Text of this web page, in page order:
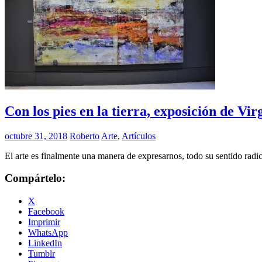
Con los pies en la tierra, exposición de
octubre 31, 2018 Roberto Arte, Artículos
El arte es finalmente una manera de expresarnos, todo su sentido
Compártelo:
X
Facebook
Imprimir
WhatsApp
LinkedIn
Tumblr